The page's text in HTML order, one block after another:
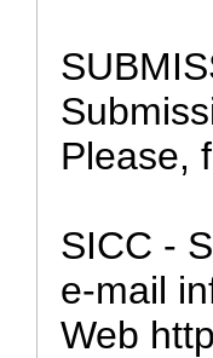
Please,
SICC -
e-mail
Web